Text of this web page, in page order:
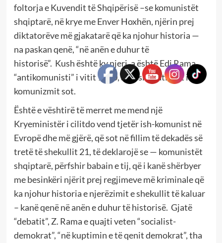
foltorja e Kuvendit të Shqipërisë –se komunistët
shqiptarë, në krye me Enver Hoxhën, njërin prej
diktatorëve më gjakatarë që ka njohur historia —
na paskan qenë, “në anën e duhur të
historisë”. Kush është ky njeri, a është Edi Rama
“antikomunisti” i vitit 1990, a po simpatizant i
komunizmit sot.
Është e vështirë të merret me mend një
Kryeministër i cilitdo vend tjetër ish-komunist në
Evropë dhe më gjërë, që sot në fillim të dekadës së
tretë të shekullit 21, të deklarojë se — komunistët
shqiptarë, përfshir babain e tij, që i kanë shërbyer
me besinkëri njërit prej regjimeve më kriminale që
ka njohur historia e njerëzimit e shekullit të kaluar
– kanë qenë në anën e duhur të historisë. Gjatë
“debatit”, Z. Rama e quajti veten “socialist-
demokrat”, “në kuptimin e të qenit demokrat”, tha